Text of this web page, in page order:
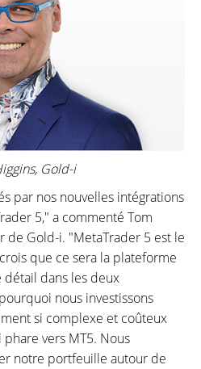
Gold-i
par nos nouvelles intégrations
5," a commenté Tom
de Gold-i. "MetaTrader 5 est le
que ce sera la plateforme
dans les deux
nous investissons
si complexe et coûteux
vers MT5. Nous
notre portfeuille autour de